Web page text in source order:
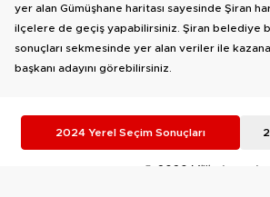
yer alan Gümüşhane haritası sayesinde Şiran
ilçelere de geçiş yapabilirsiniz. Şiran belediye
sonuçları sekmesinde yer alan veriler ile
başkanı adayını görebilirsiniz.
2024 Yerel Seçim Sonuçları